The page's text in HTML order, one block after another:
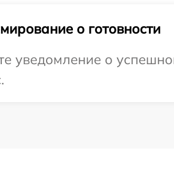
о готовности
уведомление о